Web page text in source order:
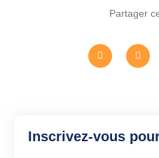
Partager
Inscrivez-vous